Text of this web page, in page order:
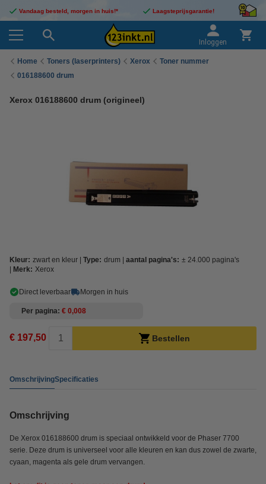
Vandaag besteld, morgen in huis!* Laagsteprijsgarantie!
Inloggen
Home Toners (laserprinters) Xerox
Toner nummer
016188600 drum
Xerox 016188600 drum (origineel)
Kleur: zwart en kleur Type: drum aantal pagina's: ± 24.000 pagina's
Merk: Xerox
Direct leverbaar Morgen in huis
Per pagina € 0,008
€ 197,50 Bestellen
OmschrijvingSpecificaties
Omschrijving
De Xerox 016188600 drum is speciaal ontwikkeld voor de Phaser 7700
serie. Deze drum is universeel voor alle kleuren en kan dus zowel de zwarte,
cyaan, magenta als gele drum vervangen.